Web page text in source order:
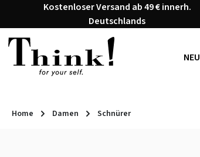
Hauptinhalt springen
Zur Suche springen
Zur Hauptnavigation springen
Kostenloser Versand ab 49 € innerh.
Deutschlands
NEU
Home Damen Schnürer